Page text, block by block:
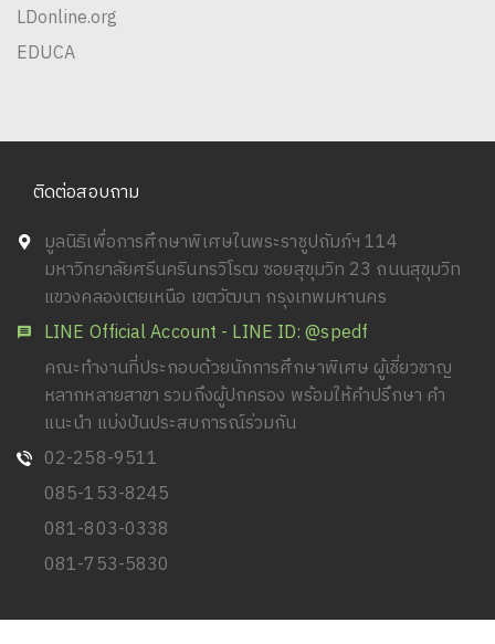
LDonline.org
EDUCA
ติดต่อสอบถาม
มูลนิธิเพื่อการศึกษาพิเศษในพระราชูปถัมภ์ฯ 114
มหาวิทยาลัยศรีนครินทรวิโรฒ ซอยสุขุมวิท 23 ถนนสุขุมวิท
แขวงคลองเตยเหนือ เขตวัฒนา กรุงเทพมหานคร
LINE Official Account - LINE ID: @spedf
คณะทำงานที่ประกอบด้วยนักการศึกษาพิเศษ ผู้เชี่ยวชาญ
หลากหลายสาขา รวมถึงผู้ปกครอง พร้อมให้คำปรึกษา คำ
แนะนำ แบ่งปันประสบการณ์ร่วมกัน
02-258-9511
085-153-8245
081-803-0338
081-753-5830